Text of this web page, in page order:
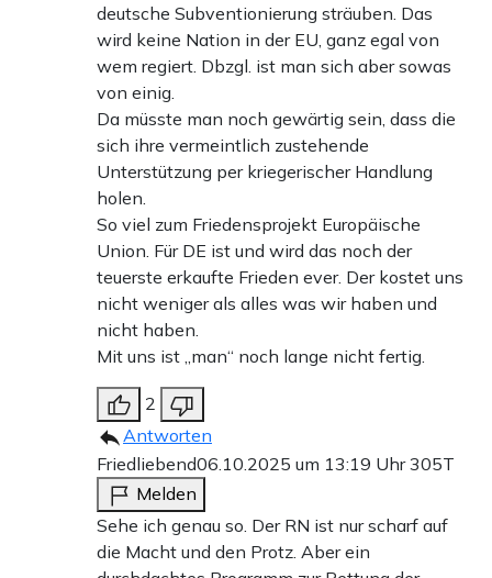
deutsche Subventionierung sträuben. Das
wird keine Nation in der EU, ganz egal von
wem regiert. Dbzgl. ist man sich aber sowas
von einig.
Da müsste man noch gewärtig sein, dass die
sich ihre vermeintlich zustehende
Unterstützung per kriegerischer Handlung
holen.
So viel zum Friedensprojekt Europäische
Union. Für DE ist und wird das noch der
teuerste erkaufte Frieden ever. Der kostet uns
nicht weniger als alles was wir haben und
nicht haben.
Mit uns ist „man“ noch lange nicht fertig.
2
Antworten
Friedliebend06.10.2025 um 13:19 Uhr305T
Melden
Sehe ich genau so. Der RN ist nur scharf auf
die Macht und den Protz. Aber ein